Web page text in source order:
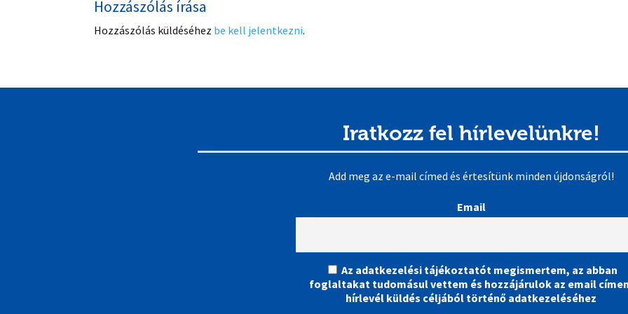
Hozzászólás írása
Hozzászólás küldéséhez be kell jelentkezni.
Iratkozz fel hírlevelünkre!
Add meg az e-mail címed és értesítünk minden újdonságról!
Email
Az adatkezelési tájékoztatót megismertem, az abban
foglaltakat tudomásul vettem és hozzájárulok az email
hírlevél küldés céljából történő adatkezeléséhez